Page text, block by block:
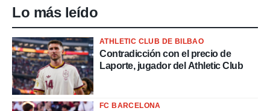
Lo más leído
ATHLETIC CLUB DE BILBAO
Contradicción con el precio de
Laporte, jugador del Athletic Club
FC BARCELONA